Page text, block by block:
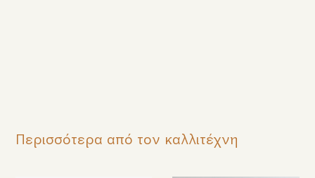
Περισσότερα από τον καλλιτέχνη